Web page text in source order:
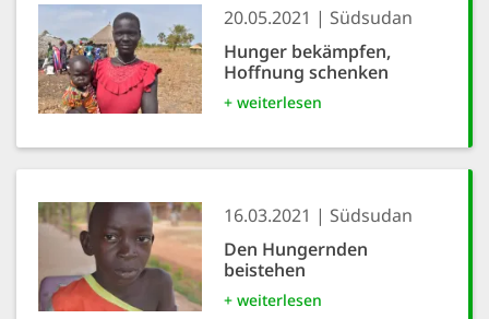
20.05.2021
Südsudan
Hunger bekämpfen,
Hoffnung schenken
+ weiterlesen
16.03.2021
Südsudan
Den Hungernden
beistehen
+ weiterlesen